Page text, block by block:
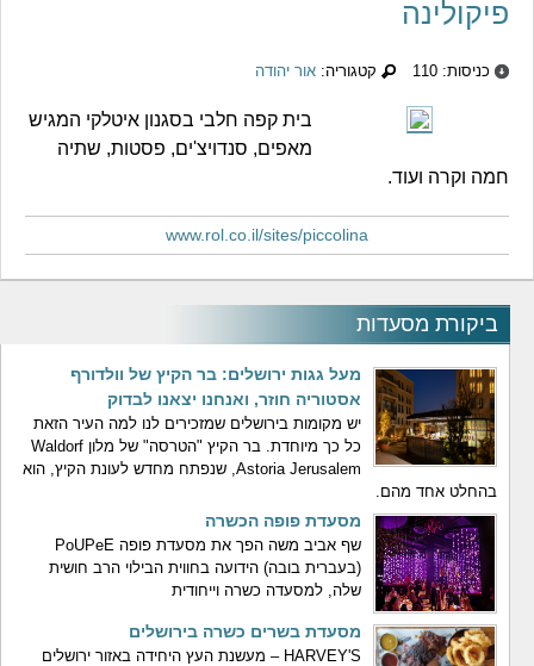
ביקורת מסעדות
מעל גגות ירושלים: בר הקיץ של וולדורף
אסטוריה חוזר, ואנחנו יצאנו לבדוק
יש מקומות בירושלים שמזכירים לנו למה העיר הזאת
כל כך מיוחדת. בר הקיץ "הטרסה" של מלון Waldorf
Astoria Jerusalem, שנפתח מחדש לעונת הקיץ, הוא
בהחלט אחד מהם.
מסעדת פופה הכשרה
שף אביב משה הפך את מסעדת פופה PoUPeE
(בעברית בובה) הידועה בחווית הבילוי הרב חושית
שלה, למסעדה כשרה וייחודית
מסעדת בשרים כשרה בירושלים
HARVEY'S – מעשנת העץ היחידה באזור ירושלים
פיקולינה
כניסות: 110 קטגוריה: אור יהודה
בית קפה חלבי בסגנון איטלקי המגיש
מאפים, סנדויצ'ים, פסטות, שתיה
חמה וקרה ועוד.
www.rol.co.il/sites/piccolina